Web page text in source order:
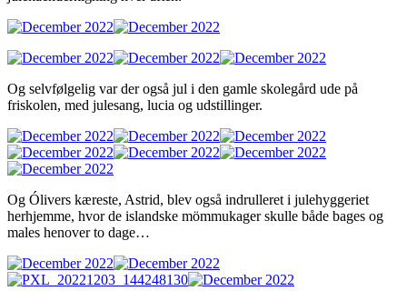
Og selvfølgelig var der også jul i den gamle skolegård ude på
friskolen, med julesang, lucia og udstillinger.
Og Ólivers kæreste, Astrid, blev også indrulleret i julehyggeriet
herhjemme, hvor de islandske mömmukager skulle både bages og
males henover to dage…